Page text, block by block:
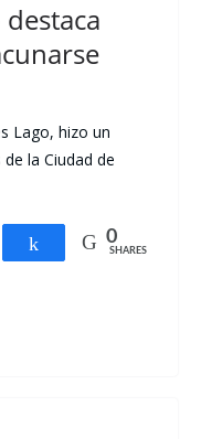
Lago, hizo un
la Ciudad de
Share 0
SHARES